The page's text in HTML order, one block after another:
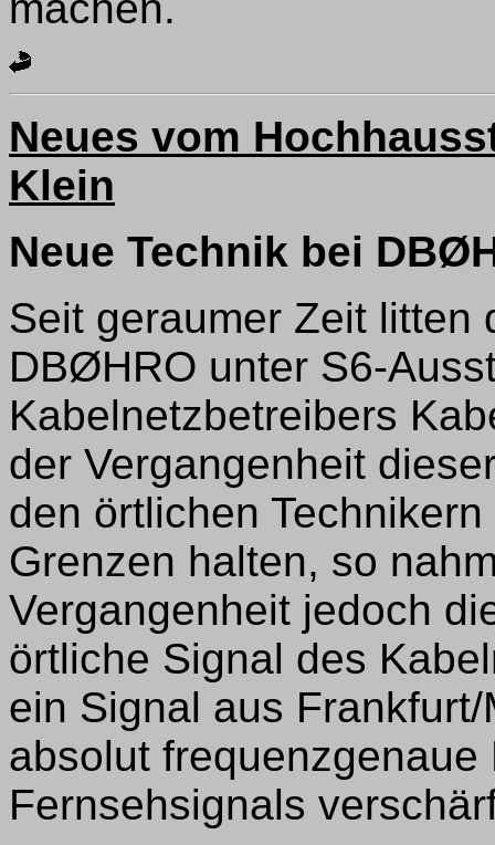
Neues vom
Klein
Neue Technik bei
Seit geraumer Zeit litten
DBØHRO unter S6-
Kabelnetzbetreibers
der Vergangenheit
den örtlichen
Grenzen halten, so
Vergangenheit jedoch
örtliche Signal des
ein Signal aus
absolut
Fernsehsignals